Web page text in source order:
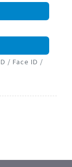
/ Face ID /